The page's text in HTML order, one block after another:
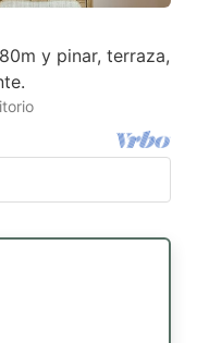
y pinar, terraza,